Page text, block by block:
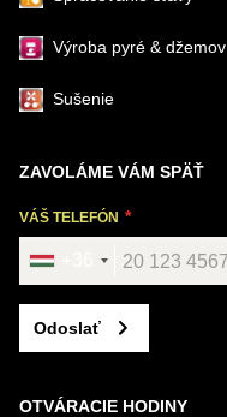
Výroba pyré & džemov
Sušenie
ZAVOLÁME VÁM SPÄŤ
VÁŠ TELEFÓN
Odoslať
OTVÁRACIE HODINY